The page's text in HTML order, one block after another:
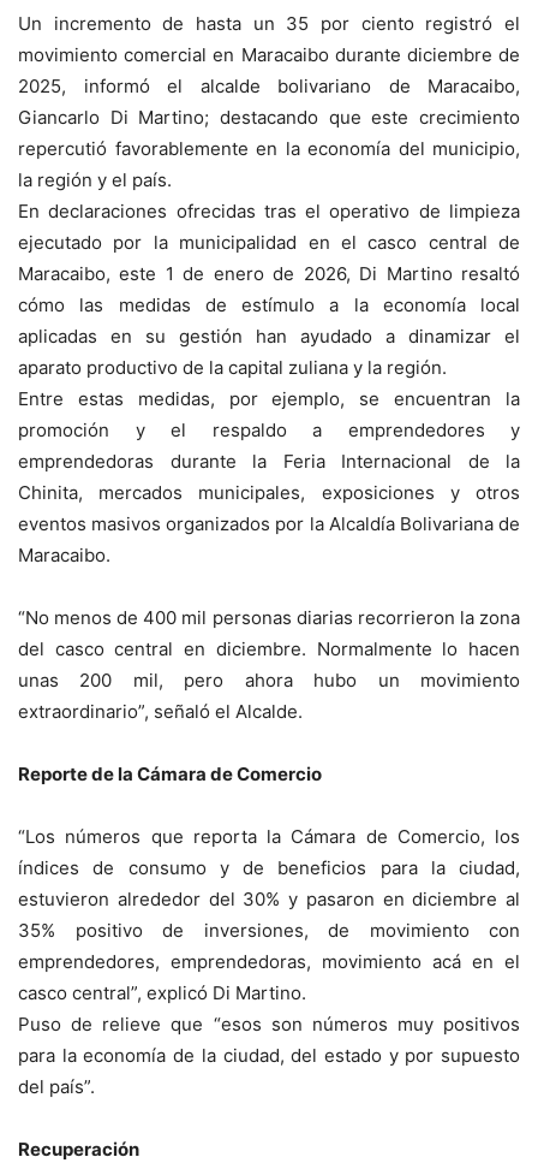
Un incremento de hasta un 35 por ciento registró el
movimiento comercial en Maracaibo durante diciembre de
2025, informó el alcalde bolivariano de Maracaibo,
Giancarlo Di Martino; destacando que este crecimiento
repercutió favorablemente en la economía del municipio,
la región y el país.
En declaraciones ofrecidas tras el operativo de limpieza
ejecutado por la municipalidad en el casco central de
Maracaibo, este 1 de enero de 2026, Di Martino resaltó
cómo las medidas de estímulo a la economía local
aplicadas en su gestión han ayudado a dinamizar el
aparato productivo de la capital zuliana y la región.
Entre estas medidas, por ejemplo, se encuentran la
promoción y el respaldo a emprendedores y
emprendedoras durante la Feria Internacional de la
Chinita, mercados municipales, exposiciones y otros
eventos masivos organizados por la Alcaldía Bolivariana de
Maracaibo.
“No menos de 400 mil personas diarias recorrieron la zona
del casco central en diciembre. Normalmente lo hacen
unas 200 mil, pero ahora hubo un movimiento
extraordinario”, señaló el Alcalde.
Reporte de la Cámara de Comercio
“Los números que reporta la Cámara de Comercio, los
índices de consumo y de beneficios para la ciudad,
estuvieron alrededor del 30% y pasaron en diciembre al
35% positivo de inversiones, de movimiento con
emprendedores, emprendedoras, movimiento acá en el
casco central”, explicó Di Martino.
Puso de relieve que “esos son números muy positivos
para la economía de la ciudad, del estado y por supuesto
del país”.
Recuperación